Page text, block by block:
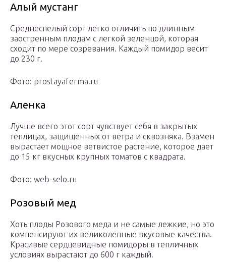
Алый мустанг
Среднеспелый сорт легко отличить по длинным
заостренным плодам с легкой зеленцой, которая
сходит по мере созревания. Каждый помидор весит
до 230 г.
Фото: prostayaferma.ru
Аленка
Лучше всего этот сорт чувствует себя в закрытых
теплицах, защищенных от ветра и сквозняка. Взамен
вырастает мощное ветвистое растение, которое дает
до 15 кг вкусных крупных томатов с квадрата.
Фото: web-selo.ru
Розовый мед
Хоть плоды Розового меда и не самые лежкие, но это
компенсируют их великолепные вкусовые качества.
Красивые сердцевидные помидоры в тепличных
условиях вырастают до 600 г каждый.